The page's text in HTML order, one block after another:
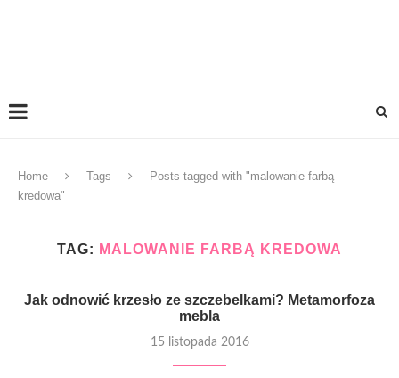
Home Tags
Posts tagged with "malowanie farbą
kredowa"
TAG: MALOWANIE FARBĄ KREDOWA
Jak odnowić krzesło ze szczebelkami? Metamorfoza
mebla
15 listopada 2016